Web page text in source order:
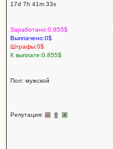
17d 7h 41m 33s
Заработано:0.855$
Выплачено:0$
Штрафы:0$
К выплате:0.855$
Пол: мужской
Репутация: 0